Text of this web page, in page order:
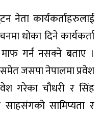
नेता कार्यकर्ताहरुलाई
धोका दिने कार्यकर्ता
गर्न नसक्ने बताए ।
जसपा नेपालमा प्रवेश
गरेका चौधरी र सिंह
सामिप्यता र